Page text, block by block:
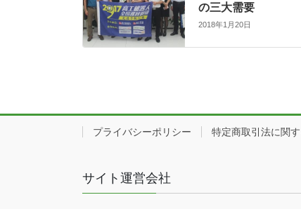
の三大需要
2018年1月20日
プライバシーポリシー 特定商取引法に関
サイト運営会社